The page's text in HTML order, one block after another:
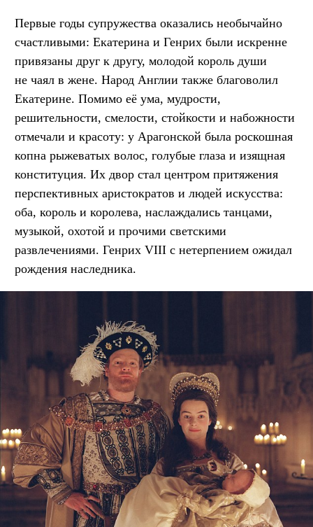
Первые годы супружества оказались необычайно
счастливыми: Екатерина и Генрих были искренне
привязаны друг к другу, молодой король души
не чаял в жене. Народ Англии также благоволил
Екатерине. Помимо её ума, мудрости,
решительности, смелости, стойкости и набожности
отмечали и красоту: у Арагонской была роскошная
копна рыжеватых волос, голубые глаза и изящная
конституция. Их двор стал центром притяжения
перспективных аристократов и людей искусства:
оба, король и королева, наслаждались танцами,
музыкой, охотой и прочими светскими
развлечениями. Генрих VIII с нетерпением ожидал
рождения наследника.